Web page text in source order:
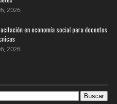
2026
en economía social para docentes
2026